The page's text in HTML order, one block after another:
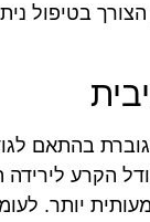
בטיפול
בהתאם
הקרע לירידה
יותר.